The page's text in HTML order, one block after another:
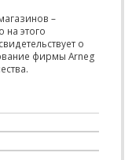
–
на этого
о
фирмы Arneg